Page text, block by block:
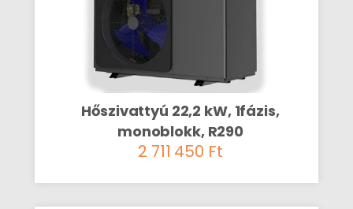
Hőszivattyú 22,2 kW, 1fázis,
monoblokk, R290
2 711 450 Ft